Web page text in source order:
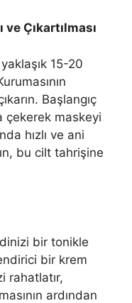
Çıkartılması
15-20
Başlangıç
çekerek maskeyi
hızlı ve ani
bu cilt tahrişine
bir tonikle
bir krem
rahatlatır,
ardından